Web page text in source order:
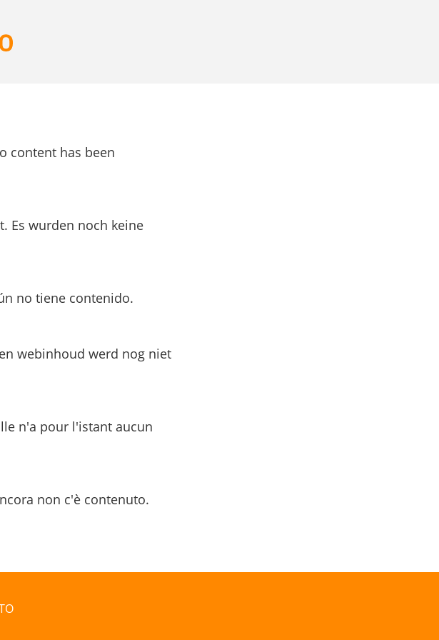
content has been
Es wurden noch keine
no tiene contenido.
webinhoud werd nog niet
n'a pour l'istant aucun
non c'è contenuto.